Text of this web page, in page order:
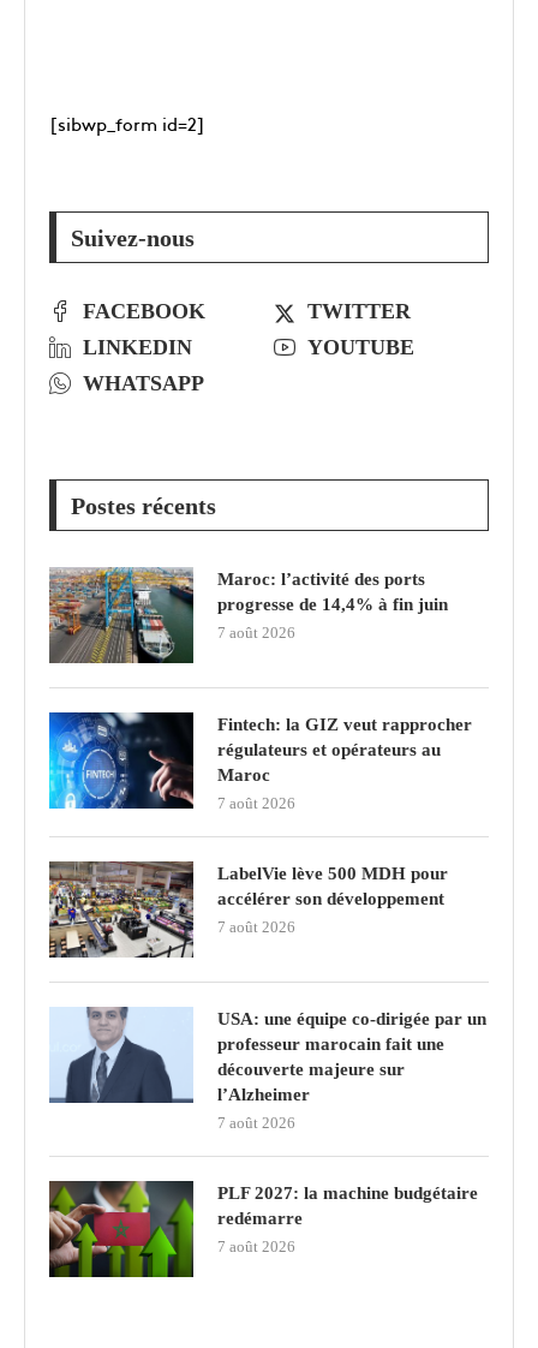
[sibwp_form id=2]
Suivez-nous
FACEBOOK
TWITTER
LINKEDIN
YOUTUBE
WHATSAPP
Postes récents
Maroc: l’activité des ports
progresse de 14,4% à fin juin
7 août 2026
Fintech: la GIZ veut rapprocher
régulateurs et opérateurs au
Maroc
7 août 2026
LabelVie lève 500 MDH pour
accélérer son développement
7 août 2026
USA: une équipe co-dirigée par un
professeur marocain fait une
découverte majeure sur
l’Alzheimer
7 août 2026
PLF 2027: la machine budgétaire
redémarre
7 août 2026